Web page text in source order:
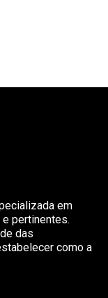
em
pertinentes.
das
como a